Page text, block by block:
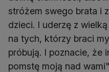
stróżem swego brata i
dzieci. I uderzę z
na tych, którzy braci
próbują. I poznacie, że
pomstę moją nad